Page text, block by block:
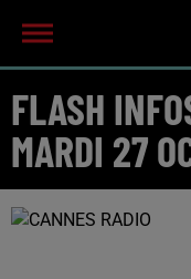
FLASH
MARDI 27